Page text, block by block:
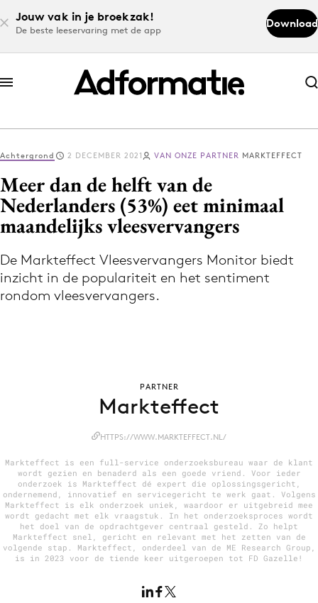
Jouw vak in je broekzak!
De beste leeservaring met de app
Download
Abonneer nu
Abonneer nu
Log in
Download de app
Volg het laatste nieuws via de Adformatie
Nieuws app
Adverteren
Events
Opleidingen
Vacatures
Academy
Achtergrond 2 DECEMBER 2021 VAN ONZE PARTNER MARKTEFFECT
Meer dan de helft van de
Nederlanders (53%) eet minimaal
maandelijks vleesvervangers
De Markteffect Vleesvervangers Monitor biedt
inzicht in de populariteit en het sentiment
rondom vleesvervangers.
PARTNER
Markteffect
HTTPS://WWW.MARKTEFFECT.NL/
Markteffect is een full-service onderzoeksbureau waar de klant
wordt gezien en benaderd als een goede vriend. Voor ieder
onderzoek is Markteffect dé expert die oplossingsgericht,
ondernemend, innovatief en servicegericht te werk gaat. Volgens
Markteffect is elk onderzoek uniek, waardoor er uitgebreid mee
wordt gedacht met elk vraagstuk. In het onderzoeksproces wordt
het doel van de opdrachtgever centraal gesteld. Zo helpt
Markteffect snel, gericht en relevant met het zetten van de
volgende stap. Markteffect, onderdeel van de ME Research Group,
is in 2023 voor de tiende keer uitgeroepen tot FD Gazelle!